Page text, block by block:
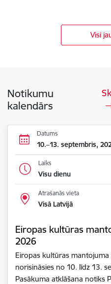
Visi
Notikumu
kalendārs
Datums
10.–13. septembris,
Laiks
Visu dienu
Atrašanās vieta
Visā Latvijā
Eiropas kultūras
2026
Eiropas kultūras
norisināsies no 10. līdz 13.
Pasākuma atklāšana notiks